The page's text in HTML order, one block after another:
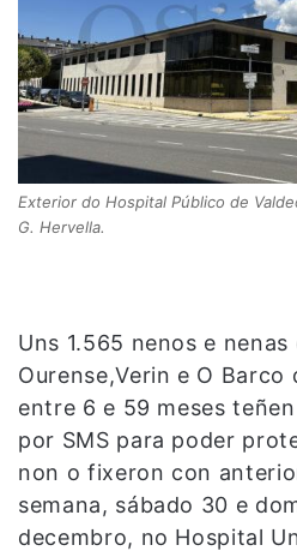
Exterior do Hospital Público de
G. Hervella.
Uns 1.565 nenos e
Ourense,Verin e O Barco
entre 6 e 59 meses
por SMS para poder
non o fixeron con
semana, sábado 30 e
decembro, no Hospital